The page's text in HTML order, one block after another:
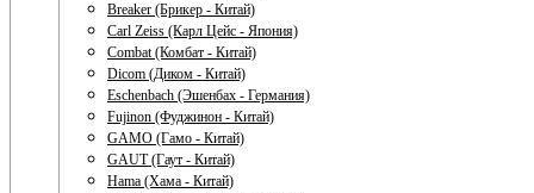
Breaker (Брикер - Китай)
Carl Zeiss (Карл Цейс - Япония)
Combat (Комбат - Китай)
Dicom (Диком - Китай)
Eschenbach (Эшенбах - Германия)
Fujinon (Фуджинон - Китай)
GAMO (Гамо - Китай)
GAUT (Гаут - Китай)
Hama (Хама - Китай)